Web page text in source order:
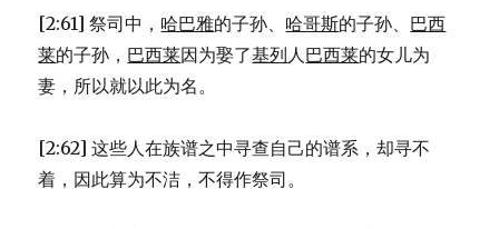
[2:61] 祭司中， 哈巴雅的子孙、 哈哥斯的子孙、 巴西
莱的子孙， 巴西莱因为娶了基列人巴西莱的女儿为
妻，所以就以此为名。
[2:62] 这些人在族谱之中寻查自己的谱系，却寻不
着，因此算为不洁，不得作祭司。